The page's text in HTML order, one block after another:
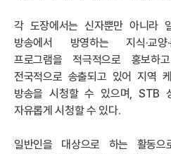
각 도장에서는 신자뿐만 아니라
방송에서 방영하는 지식·교양·
프로그램을 적극적으로 홍보
전국적으로 송출되고 있어 지역
방송을 시청할 수 있으며, STB
자유롭게 시청할 수 있다.
일반인을 대상으로 하는 활동